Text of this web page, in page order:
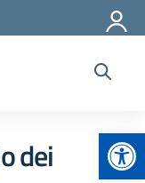
dei